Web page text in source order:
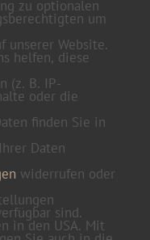
zu optionalen
um
unserer Website.
helfen, diese
(z. B. IP-
oder die
finden Sie in
Daten
widerrufen oder
sind.
in den USA. Mit